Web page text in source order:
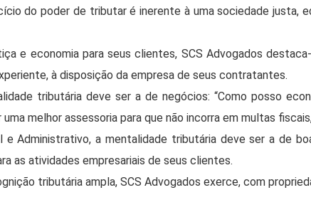
do poder de tributar é inerente à uma sociedade justa,
e economia para seus clientes, SCS Advogados
à disposição da empresa de seus contratantes.
tributária deve ser a de negócios: “Como posso
melhor assessoria para que não incorra em multas
Administrativo, a mentalidade tributária deve ser a de
as atividades empresariais de seus clientes.
tributária ampla, SCS Advogados exerce, com